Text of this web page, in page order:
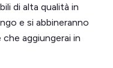
di alta qualità in
e si abbineranno
aggiungerai in